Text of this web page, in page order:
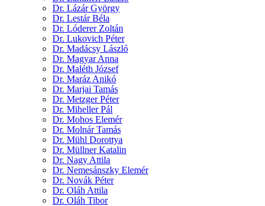
Dr. Lázár György
Dr. Lestár Béla
Dr. Lóderer Zoltán
Dr. Lukovich Péter
Dr. Madácsy László
Dr. Magyar Anna
Dr. Maléth József
Dr. Maráz Anikó
Dr. Marjai Tamás
Dr. Metzger Péter
Dr. Miheller Pál
Dr. Mohos Elemér
Dr. Molnár Tamás
Dr. Mühl Dorottya
Dr. Müllner Katalin
Dr. Nagy Attila
Dr. Nemesánszky Elemér
Dr. Novák Péter
Dr. Oláh Attila
Dr. Oláh Tibor